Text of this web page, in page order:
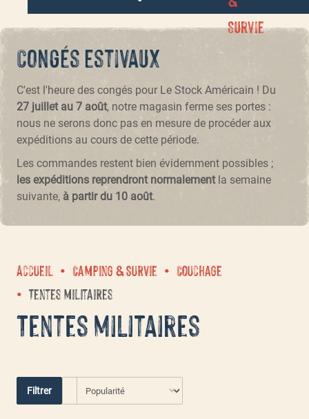
Survie
Congés estivaux
C'est l'heure des congés pour Le Stock Américain ! Du
27 juillet au 7 août, notre magasin ferme ses portes :
nous ne serons donc pas en mesure de procéder aux
expéditions au cours de cette période.
Les commandes restent bien évidemment possibles ;
les expéditions reprendront normalementla semaine
suivante, à partir du 10 août.
Accueil Camping & Survie
Couchage
Tentes militaires
Tentes militaires
Filtrer